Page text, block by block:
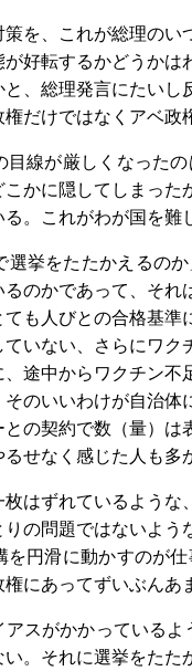
を、これが総理のい
好転するかどうか
、総理発言にたい
だけではなくアベ政
線が厳しくなった
かに隠してしまっ
る。これがわが国を
挙をたたかえるのか
のかであって、そ
も人びとの合格基
いない、さらにワ
途中からワクチン
のいいわけが自治
の契約で数（量）
せなく感じた人も多
はずれているような
の問題ではないよ
を円滑に動かすのが
にあってずいぶんあ
スがかかっているよ
。それに選挙をた